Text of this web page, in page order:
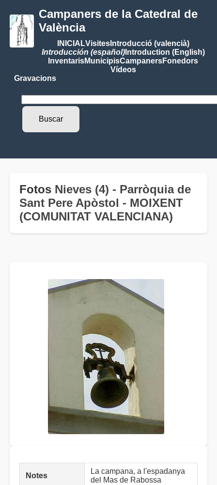
Campaners de la Catedral de
València
INICIALVisitesIntroducció (valencià)
Introducción (español)Introduction (English)
InventarisMunicipisCampanersFonedors
Vídeos
Gravacions
Fotos Nieves (4) - Parròquia de
Sant Pere Apòstol - MOIXENT
(COMUNITAT VALENCIANA)
Notes
La campana, a l'espadanya
del Mas de Rabossa